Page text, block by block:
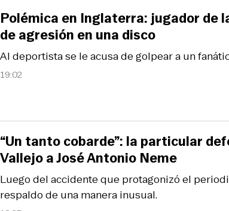
19:02
Al deportista se le acusa de golpear a un
Polémica en Inglaterra: jugador de
de agresión en una disco
Luego del accidente que protagonizó el
respaldo de una manera inusual.
“Un tanto cobarde”: la particular
Vallejo a José Antonio Neme